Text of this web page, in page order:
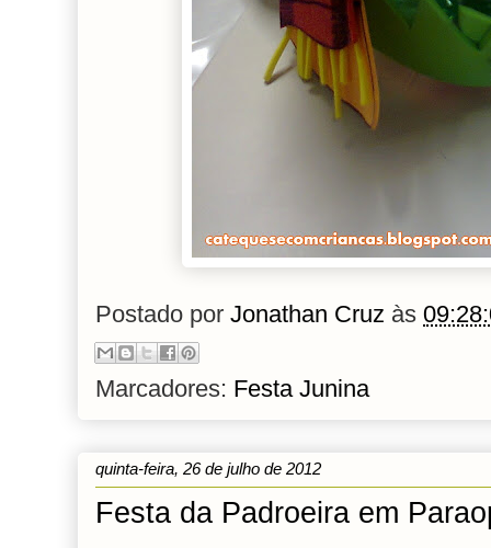
Postado por Jonathan Cruz às
Marcadores: Festa Junina
quinta-feira, 26 de julho de 2012
Festa da Padroeira em